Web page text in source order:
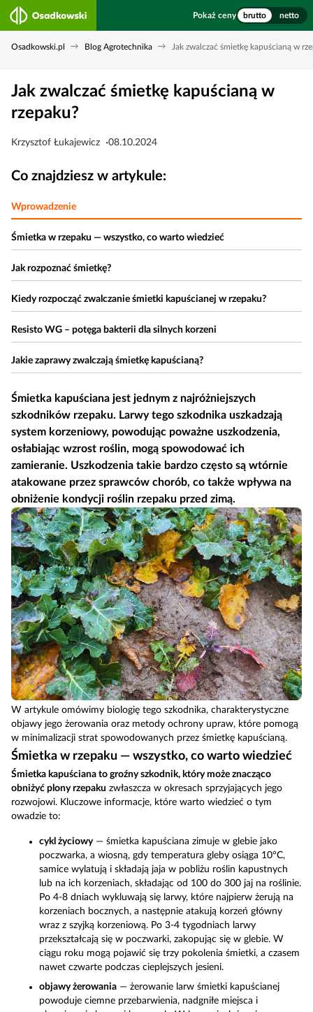
Pokaż ceny brutto netto
Osadkowski.pl Blog Agrotechnika Jak zwalczać śmietkę kapuścianą w
Jak zwalczać śmietkę kapuścianą w
rzepaku?
Krzysztof Łukajewicz 08.10.2024
Co znajdziesz w artykule:
Wprowadzenie
Śmietka w rzepaku — wszystko, co warto wiedzieć
Jak rozpoznać śmietkę?
Kiedy rozpocząć zwalczanie śmietki kapuścianej w rzepaku?
Resisto WG – potęga bakterii dla silnych korzeni
Jakie zaprawy zwalczają śmietkę kapuścianą?
Śmietka kapuściana jest jednym z najróżniejszych
szkodników rzepaku. Larwy tego szkodnika uszkadzają
system korzeniowy, powodując poważne uszkodzenia,
osłabiając wzrost roślin, mogą spowodować ich
zamieranie. Uszkodzenia takie bardzo często są wtórnie
atakowane przez sprawców chorób, co także wpływa na
obniżenie kondycji roślin rzepaku przed zimą.
W artykule omówimy biologię tego szkodnika, charakterystyczne
objawy jego żerowania oraz metody ochrony upraw, które pomogą
w minimalizacji strat spowodowanych przez śmietkę kapuścianą.
Śmietka w rzepaku — wszystko, co warto wiedzieć
Śmietka kapuściana to groźny szkodnik, który może znacząco
obniżyć plony rzepaku zwłaszcza w okresach sprzyjających jego
rozwojowi. Kluczowe informacje, które warto wiedzieć o tym
owadzie to:
cykl życiowy— śmietka kapuściana zimuje w glebie jako
poczwarka, a wiosną, gdy temperatura gleby osiąga 10°C,
samice wylatują i składają jaja w pobliżu roślin kapustnych
lub na ich korzeniach, składając od 100 do 300 jaj na roślinie.
Po 4-8 dniach wykluwają się larwy, które najpierw żerują na
korzeniach bocznych, a następnie atakują korzeń główny
wraz z szyjką korzeniową. Po 3-4 tygodniach larwy
przekształcają się w poczwarki, zakopując się w glebie. W
ciągu roku mogą pojawić się trzy pokolenia śmietki, a czasem
nawet czwarte podczas cieplejszych jesieni.
objawy żerowania — żerowanie larw śmietki kapuścianej
powoduje ciemne przebarwienia, nadgniłe miejsca i